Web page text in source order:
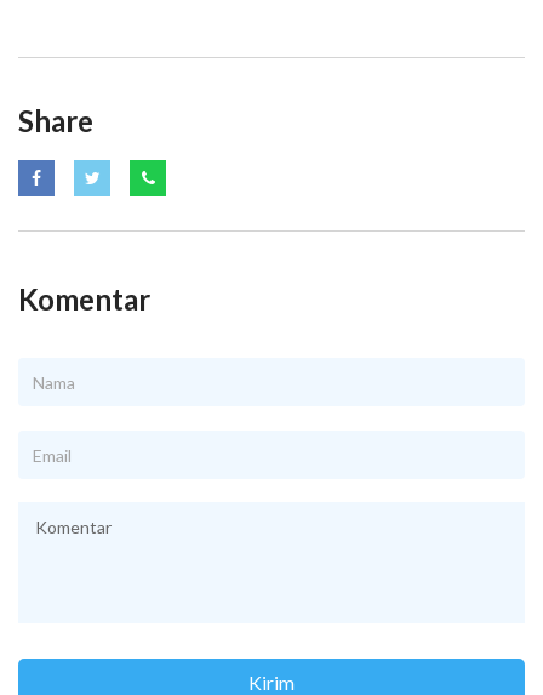
Share
Komentar